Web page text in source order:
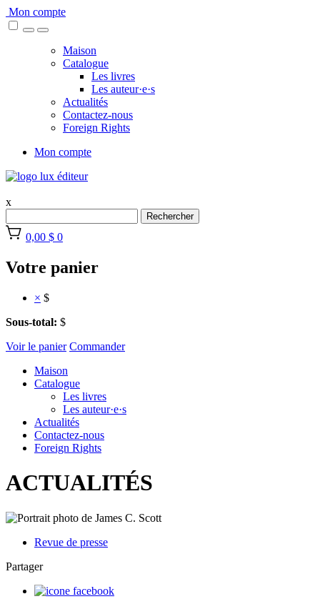
Skip
to
Mon compte
Maison
Catalogue
Les livres
Les auteur·e·s
Actualités
Contactez-nous
Foreign Rights
Mon compte
x
Rechercher
0,00 $ 0
Votre panier
× $
Sous-total: $
Voir le panier Commander
Maison
Catalogue
Les livres
Les auteur·e·s
Actualités
Contactez-nous
Foreign Rights
ACTUALITÉS
Revue de presse
Partager